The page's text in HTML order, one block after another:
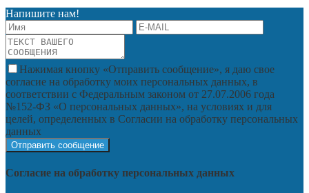
Напишите нам!
Нажимая кнопку «Отправить сообщение», я даю свое
согласие на обработку моих персональных данных, в
соответствии с Федеральным законом от 27.07.2006 года
№152-ФЗ «О персональных данных», на условиях и для
целей, определенных в Согласии на обработку персональных
данных
Согласие на обработку персональных данных